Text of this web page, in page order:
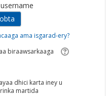
ama isgarad-ery?
biraawsarkaaga
dhici karta iney u
martida